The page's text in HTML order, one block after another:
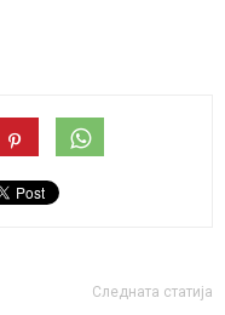
Следната статија